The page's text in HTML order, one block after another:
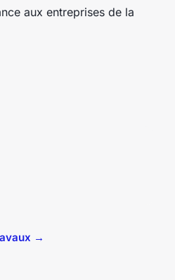
aux entreprises de la
→